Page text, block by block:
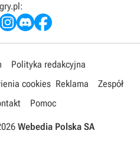
Polityka redakcyjna
cookies Reklama
Zespół
Pomoc
Webedia Polska SA